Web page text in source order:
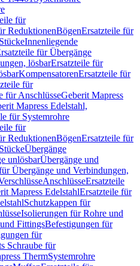
für
ReduktionenBögenErsatzteile für
Innenliegende
für Übergänge
lösbarErsatzteile für
KompensatorenErsatzteile für
für
für AnschlüsseGeberit Mapress
Mapress Edelstahl,
für Systemrohre
für
ReduktionenBögenErsatzteile für
Übergänge
unlösbarÜbergänge und
Übergänge und Verbindungen,
AnschlüsseErsatzteile
Mapress EdelstahlErsatzteile für
Schutzkappen für
Isolierungen für Rohre und
FittingsBefestigungen für
für
Schraube für
ThermSystemrohre